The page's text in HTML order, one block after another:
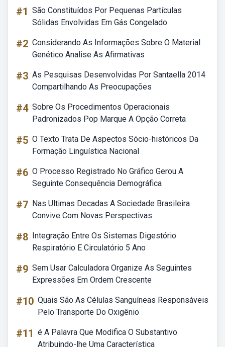
#1 São Constituídos Por Pequenas Partículas
Sólidas Envolvidas Em Gás Congelado
#2 Considerando As Informações Sobre O Material
Genético Analise As Afirmativas
#3 As Pesquisas Desenvolvidas Por Santaella 2014
Compartilhando As Preocupações
#4 Sobre Os Procedimentos Operacionais
Padronizados Pop Marque A Opção Correta
#5 O Texto Trata De Aspectos Sócio-históricos Da
Formação Linguística Nacional
#6 O Processo Registrado No Gráfico Gerou A
Seguinte Consequência Demográfica
#7 Nas Ultimas Decadas A Sociedade Brasileira
Convive Com Novas Perspectivas
#8 Integração Entre Os Sistemas Digestório
Respiratório E Circulatório 5 Ano
#9 Sem Usar Calculadora Organize As Seguintes
Expressões Em Ordem Crescente
#10 Quais São As Células Sanguíneas Responsáveis
Pelo Transporte Do Oxigênio
#11 é A Palavra Que Modifica O Substantivo
Atribuindo-lhe Uma Característica